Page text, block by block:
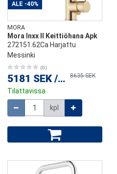
ALE -40%
MORA
Mora Inxx II Keittiöhana Apk
272151.62Ca Harjattu
Messinki
(0)
5181 SEK / kpl8635 SEK
Tilattavissa
kpl